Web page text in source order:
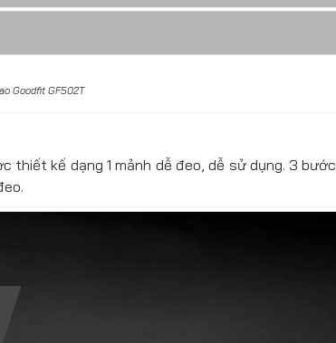
Goodfit GF502T
kế dạng 1 mảnh dễ đeo, dễ sử dụng. 3